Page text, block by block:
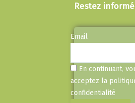
Restez
Email
En continuant,
acceptez la
confidentialité